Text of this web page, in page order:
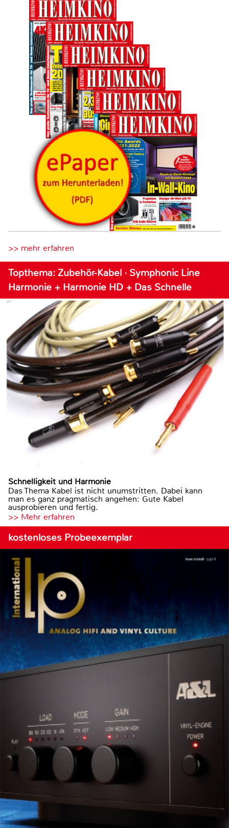
>> mehr erfahren
Topthema: Zubehör-Kabel · Symphonic Line
Harmonie + Harmonie HD + Das Schnelle
Schnelligkeit und Harmonie
Das Thema Kabel ist nicht unumstritten. Dabei kann
man es ganz pragmatisch angehen: Gute Kabel
ausprobieren und fertig.
>> Mehr erfahren
kostenloses Probeexemplar